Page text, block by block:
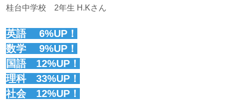
桂台中学校 2年生 H.Kさん
英語 6%UP！
数学 9%UP！
国語 12%UP！
理科 33%UP！
社会 12%UP！